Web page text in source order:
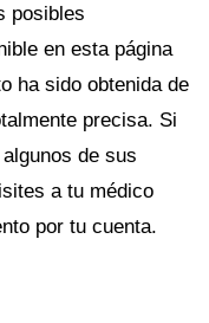
posibles
en esta página
ha sido obtenida de
precisa. Si
de sus
a tu médico
por tu cuenta.